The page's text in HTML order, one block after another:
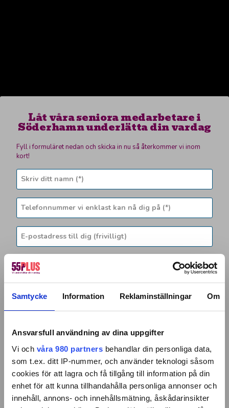
Samtycke Information Reklaminställningar Om
Ansvarsfull användning av dina uppgifter
Vi och våra 980 partners behandlar din personliga data,
som t.ex. ditt IP-nummer, och använder teknologi såsom
cookies för att lagra och få tillgång till information på din
enhet för att kunna tillhandahålla personliga annonser och
innehåll, annons- och innehållsmätning, åskådarinsikter
Låt våra seniora medarbetare i
Söderhamn underlätta din vardag
Fyll i formuläret nedan och skicka in nu så återkommer vi inom
kort!
Lokal närvaro
Personligt
bemötande
Anslutna till
kollektivavtal
Genom att gå vidare accepterar du vårintegritets- och
webbplatspolicy
Ja, kontakta mig snabbt!
Välkommen till 55Plus iSöderhamn. Vi